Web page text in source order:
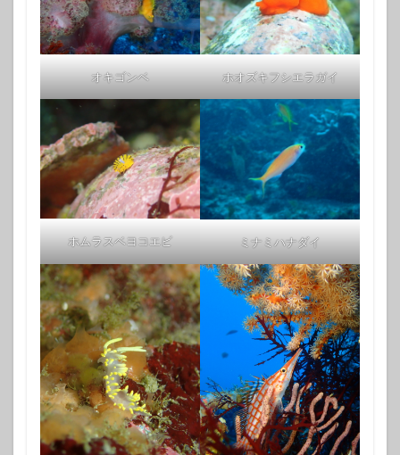
オキゴンベ ホオズキフシエラガイ
ホムラスベヨコエビ ミナミハナダイ